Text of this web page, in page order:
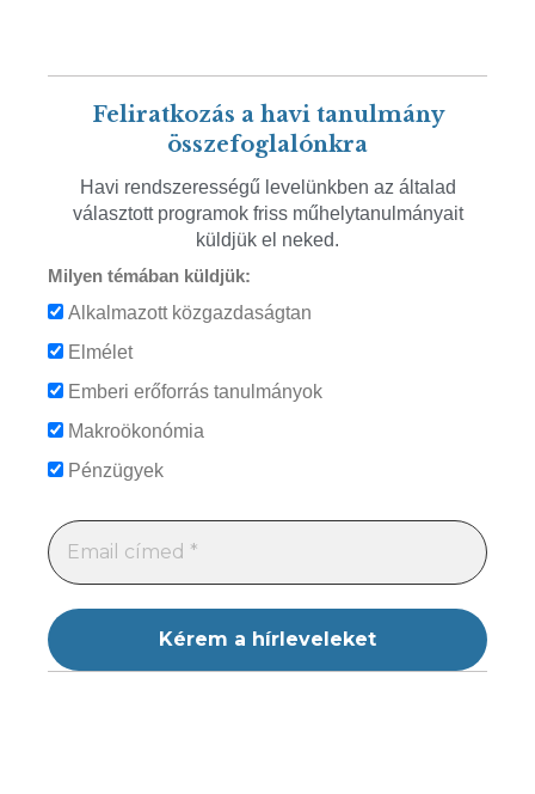
Feliratkozás a havi tanulmány
összefoglalónkra
Havi rendszerességű levelünkben az általad
választott programok friss műhelytanulmányait
küldjük el neked.
Milyen témában küldjük:
Alkalmazott közgazdaságtan
Elmélet
Emberi erőforrás tanulmányok
Makroökonómia
Pénzügyek